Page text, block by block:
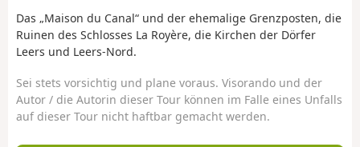
Das „Maison du Canal“ und der ehemalige Grenzposten, die
Ruinen des Schlosses La Royère, die Kirchen der Dörfer
Leers und Leers-Nord.
Sei stets vorsichtig und plane voraus. Visorando und der
Autor / die Autorin dieser Tour können im Falle eines Unfalls
auf dieser Tour nicht haftbar gemacht werden.